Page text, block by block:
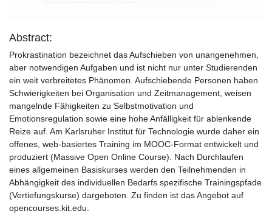
Abstract:
Prokrastination bezeichnet das Aufschieben von unangenehmen,
aber notwendigen Aufgaben und ist nicht nur unter Studierenden
ein weit verbreitetes Phänomen. Aufschiebende Personen haben
Schwierigkeiten bei Organisation und Zeitmanagement, weisen
mangelnde Fähigkeiten zu Selbstmotivation und
Emotionsregulation sowie eine hohe Anfälligkeit für ablenkende
Reize auf. Am Karlsruher Institut für Technologie wurde daher ein
offenes, web-basiertes Training im MOOC-Format entwickelt und
produziert (Massive Open Online Course). Nach Durchlaufen
eines allgemeinen Basiskurses werden den Teilnehmenden in
Abhängigkeit des individuellen Bedarfs spezifische Trainingspfade
(Vertiefungskurse) dargeboten. Zu finden ist das Angebot auf
opencourses.kit.edu.